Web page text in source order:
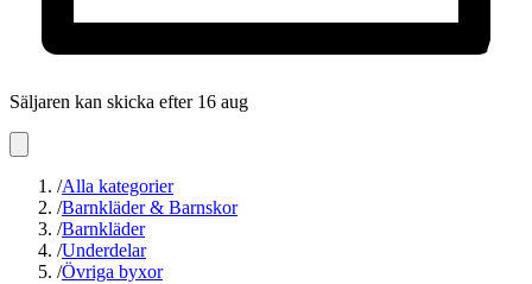
Säljaren kan skicka efter 16 aug
/Alla kategorier
/Barnkläder & Barnskor
/Barnkläder
/Underdelar
/Övriga byxor